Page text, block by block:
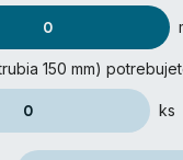
150 mm)
ks